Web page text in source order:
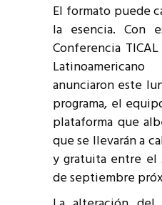
El formato puede
la esencia. Con
Conferencia
anunciaron este
programa, el
plataforma que
que se llevarán a
y gratuita entre el
de septiembre